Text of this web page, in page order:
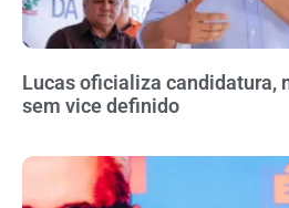
Lucas oficializa candidatura,
sem vice definido